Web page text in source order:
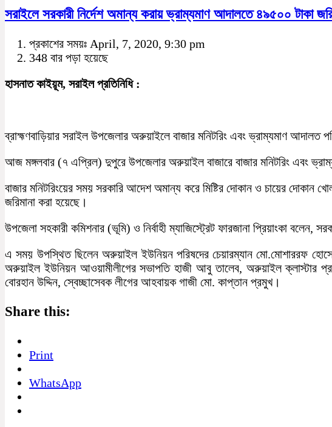
সরাইলে সরকারী নির্দেশ অমান্য করায় ভ্রাম্যমাণ আদালতে ৪৯৫০০ টাকা
প্রকাশের সময়ঃ April, 7, 2020, 9:30 pm
348 বার পড়া হয়েছে
হাসনাত কাইয়ূম, সরাইল প্রতিনিধি :
ব্রাহ্মণবাড়িয়ার সরাইল উপজেলার অরুয়াইলে বাজার মনিটরিং এবং ভ্রাম্যমাণ আদালত
আজ মঙ্গলবার (৭ এপ্রিল) দুপুরে উপজেলার অরুয়াইল বাজারে বাজার মনিটরিং এবং
বাজার মনিটরিংয়ের সময় সরকারি আদেশ অমান্য করে মিষ্টির দোকান ও চায়ের
জরিমানা করা হয়েছে।
উপজেলা সহকারী কমিশনার (ভূমি) ও নির্বাহী ম্যাজিস্ট্রেট ফারজানা প্রিয়াংকা
এ সময় উপস্থিত ছিলেন অরুয়াইল ইউনিয়ন পরিষদের চেয়ারম্যান মো.মোশাররফ
অরুয়াইল ইউনিয়ন আওয়ামীলীগের সভাপতি হাজী আবু তালেব, অরুয়াইল ক্লাস্টার
বোরহান উদ্দিন, স্বেচ্ছাসেবক লীগের আহবায়ক গাজী মো. কাপ্তান প্রমুখ।
Share this:
Print
WhatsApp